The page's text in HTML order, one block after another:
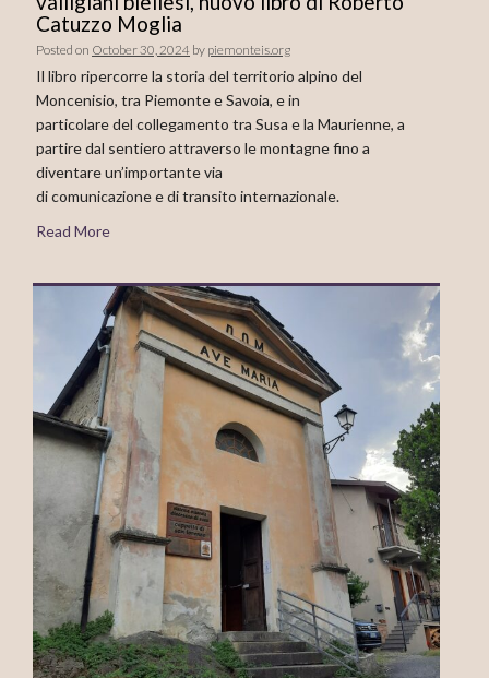
Catuzzo Moglia
Posted on October 30, 2024 by piemonteis.org
Il libro ripercorre la storia del territorio alpino del
Moncenisio, tra Piemonte e Savoia, e in
particolare del collegamento tra Susa e la Maurienne, a
partire dal sentiero attraverso le montagne fino a
diventare un’importante via
di comunicazione e di transito internazionale.
Read More